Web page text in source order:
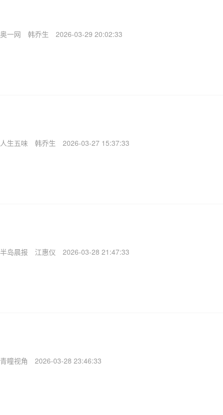
奥一网 韩乔生 2026-03-29 20:02:33
人生五味 韩乔生 2026-03-27 15:37:33
半岛晨报 江惠仪 2026-03-28 21:47:33
青瞳视角 2026-03-28 23:46:33